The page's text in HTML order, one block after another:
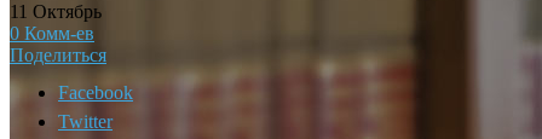
11 Октябрь
0 Комм-ев
Поделиться
Facebook
Twitter